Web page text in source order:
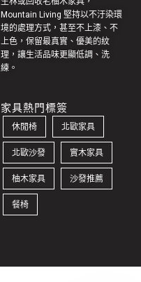
Mountain Living 堅持以不汙染環
境的處理方式，甚至不上漆、不
上色，保留最真實、優美的紋
理，讓生活品味更顯低調、洗
練。
家具熱門標簽
休閒椅 北歐家具
北歐沙發 實木家具
柚木家具 沙發推薦
餐椅